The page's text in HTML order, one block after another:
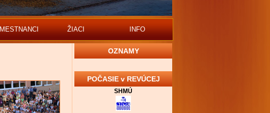
ŽIACI INFO
OZNAMY
POČASIE v REVÚCEJ
SHMÚ